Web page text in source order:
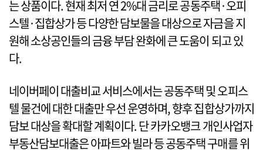
는 상품이다. 현재 최저 연 2%대 금리로 공동주택·오피
스텔·집합상가 등 다양한 담보물을 대상으로 자금을 지
원해 소상공인들의 금융 부담 완화에 큰 도움이 되고 있
다.
네이버페이 대출비교 서비스에서는 공동주택 및 오피스
텔 물건에 대한 대출만 우선 운영하며, 향후 집합상가까지
담보 대상을 확대할 계획이다. 단 카카오뱅크 개인사업자
부동산담보대출은 아파트와 빌라 등 공동주택 구매를 위